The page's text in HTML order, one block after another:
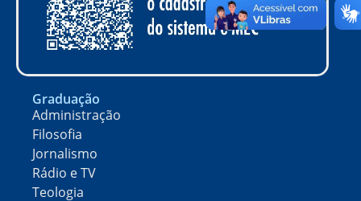
Graduação
Administração
Filosofia
Jornalismo
Rádio e TV
Teologia